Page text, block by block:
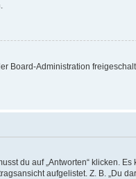
Board-Administration
du auf „Antworten“ klicken.
aufgelistet. Z. B. „Du